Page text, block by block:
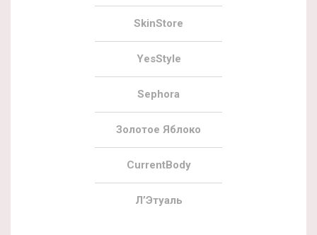
SkinStore
YesStyle
Sephora
Золотое Яблоко
CurrentBody
Л’Этуаль